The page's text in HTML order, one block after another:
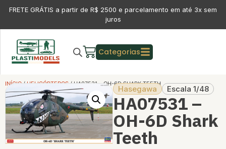
FRETE GRÁTIS a partir de R$ 2500 e parcelamento em até 3x sem
juros
Categorias
INÍCIO / HELICÓPTEROS / HA07531 – OH-6D SHARK TEETH
Hasegawa Escala 1/48
HA07531 –
OH-6D Shark
Teeth